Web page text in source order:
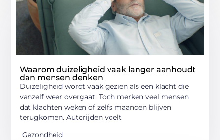
Waarom duizeligheid vaak langer aanhoudt
dan mensen denken
Duizeligheid wordt vaak gezien als een klacht die
vanzelf weer overgaat. Toch merken veel mensen
dat klachten weken of zelfs maanden blijven
terugkomen. Autorijden voelt
Gezondheid